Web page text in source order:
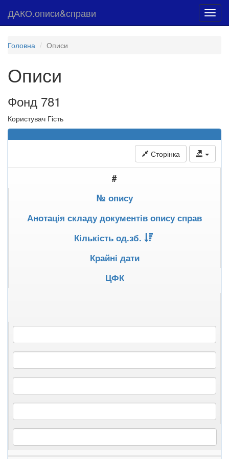
ДАКО.описи&справи
Головна Описи
Описи
Фонд 781
Користувач Гість
Сторінка
#
№ опису
Анотація складу документів опису справ
Кількість од.зб.
Крайні дати
ЦФК